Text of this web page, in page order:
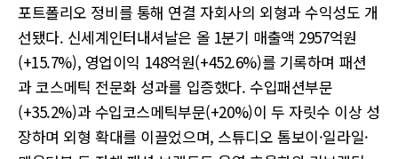
포트폴리오 정비를 통해 연결 자회사의 외형과 수익성도 개
선됐다. 신세계인터내셔날은 올 1분기 매출액 2957억원
(+15.7%), 영업이익 148억원(+452.6%)를 기록하며 패션
과 코스메틱 전문화 성과를 입증했다. 수입패션부문
(+35.2%)과 수입코스메틱부문(+20%)이 두 자릿수 이상 성
장하며 외형 확대를 이끌었으며, 스튜디오 톰보이·일라일·